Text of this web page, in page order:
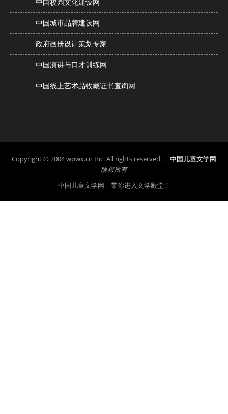
中国校园文化建设网
中国城市品牌建设网
政府画册设计策划专家
中国演讲与口才训练网
中国线上艺术品收藏证书查询网
Copyright © 2004 wpwx.cn Inc. All rights reserved. | 中国儿童文学网
版权所有
中国儿童文学网 带你进入文学殿堂！